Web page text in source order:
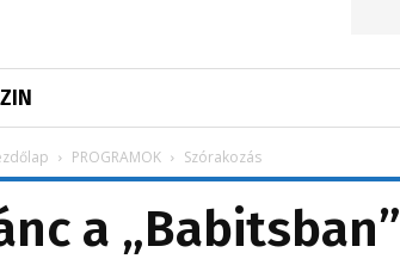
PROGRAMOK Szórakozás
a „Babitsban”